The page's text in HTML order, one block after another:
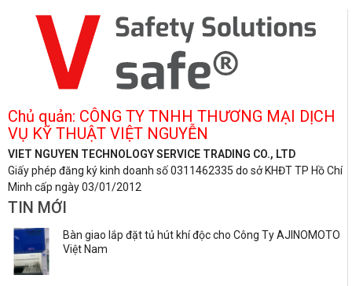
Chủ quản: CÔNG TY TNHH THƯƠNG MẠI DỊCH
VỤ KỸ THUẬT VIỆT NGUYỄN
VIET NGUYEN TECHNOLOGY SERVICE TRADING CO., LTD
Giấy phép đăng ký kinh doanh số 0311462335 do sở KHĐT TP Hồ Chí
Minh cấp ngày 03/01/2012
TIN MỚI
Bàn giao lắp đặt tủ hút khí độc cho Công Ty AJINOMOTO
Việt Nam